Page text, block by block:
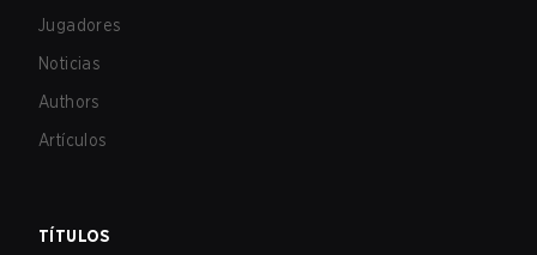
Jugadores
Noticias
Authors
Artículos
TÍTULOS